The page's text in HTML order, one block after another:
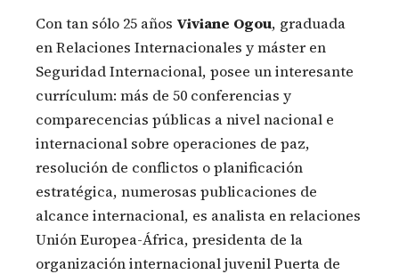
Con tan sólo 25 años Viviane Ogou, graduada
en Relaciones Internacionales y máster en
Seguridad Internacional, posee un interesante
currículum: más de 50 conferencias y
comparecencias públicas a nivel nacional e
internacional sobre operaciones de paz,
resolución de conflictos o planificación
estratégica, numerosas publicaciones de
alcance internacional, es analista en relaciones
Unión Europea-África, presidenta de la
organización internacional juvenil Puerta de